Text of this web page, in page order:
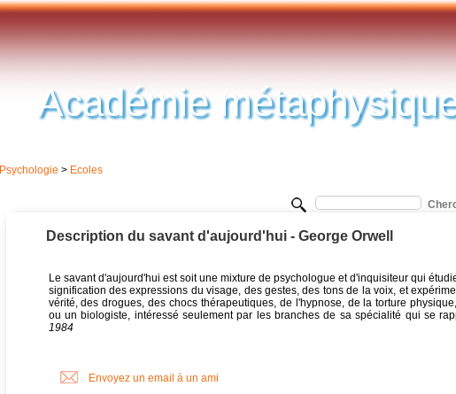
Académie
Psychologie > Ecoles
Description du savant d'aujourd'hui - George Orwell
Le savant d'aujourd'hui est soit une mixture de psychologue et d'inquisiteur qui
signification des expressions du visage, des gestes, des tons de la voix, et
vérité, des drogues, des chocs thérapeutiques, de l'hypnose, de la torture
ou un biologiste, intéressé seulement par les branches de sa spécialité qui se
1984
Envoyez un email à un ami